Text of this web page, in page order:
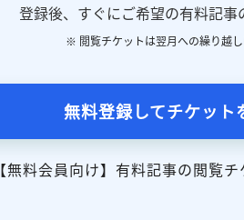
登録後、すぐにご希望の有料記事
※ 閲覧チケットは翌月への繰り越し
無料登録してチケット
【無料会員向け】有料記事の閲覧